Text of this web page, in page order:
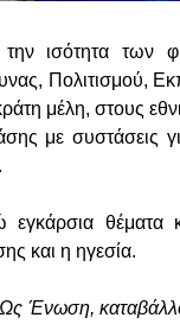
ισότητα των
Πολιτισμού,
μέλη, στους
με συστάσεις
θέματα
και η ηγεσία.
Ένωση,